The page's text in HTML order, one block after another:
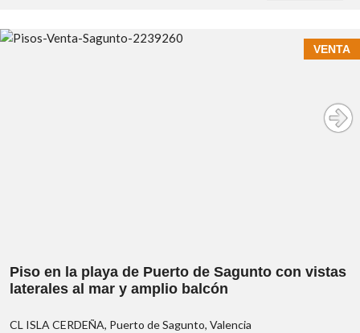
VENTA
norte
Piso en la playa de Puerto de Sagunto con vistas
laterales al mar y amplio balcón
CL ISLA CERDEÑA, Puerto de Sagunto, Valencia